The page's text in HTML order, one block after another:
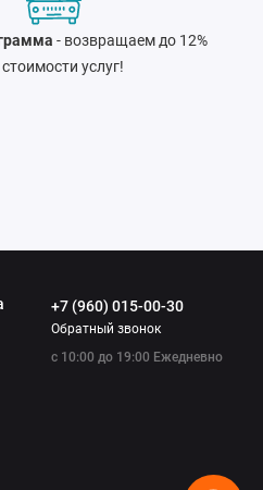
- возвращаем до 12%
услуг!
+7 (960) 015-00-30
Обратный звонок
с 10:00 до 19:00 Ежедневно